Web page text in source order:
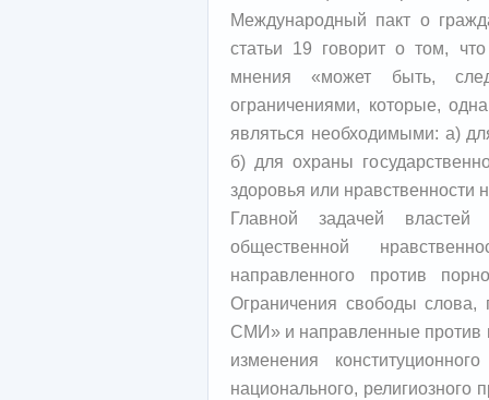
Международный пакт о
статьи 19 говорит о том,
мнения «может быть,
ограничениями, которые,
являться необходимыми: а)
б) для охраны
здоровья или нравственности
Главной задачей
общественной
направленного против
Ограничения свободы
СМИ» и направленные против
изменения
национального, религиозного